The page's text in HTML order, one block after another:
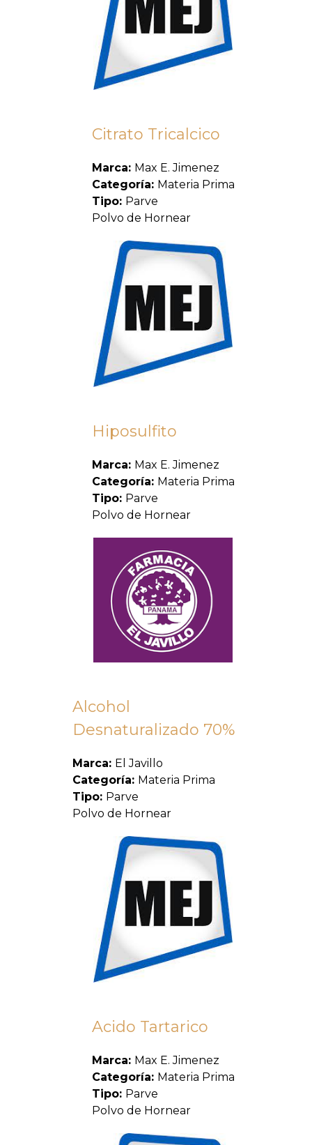
Citrato Tricalcico
Marca: Max E. Jimenez
Categoría: Materia Prima
Tipo: Parve
Polvo de Hornear
Hiposulfito
Marca: Max E. Jimenez
Categoría: Materia Prima
Tipo: Parve
Polvo de Hornear
Alcohol
Desnaturalizado 70%
Marca: El Javillo
Categoría: Materia Prima
Tipo: Parve
Polvo de Hornear
Acido Tartarico
Marca: Max E. Jimenez
Categoría: Materia Prima
Tipo: Parve
Polvo de Hornear